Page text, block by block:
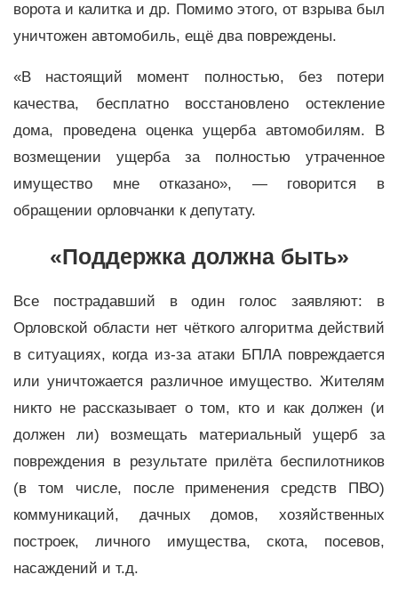
ворота и калитка и др. Помимо этого, от взрыва был
уничтожен автомобиль, ещё два повреждены.
«В настоящий момент полностью, без потери
качества, бесплатно восстановлено остекление
дома, проведена оценка ущерба автомобилям. В
возмещении ущерба за полностью утраченное
имущество мне отказано», — говорится в
обращении орловчанки к депутату.
«Поддержка должна быть»
Все пострадавший в один голос заявляют: в
Орловской области нет чёткого алгоритма действий
в ситуациях, когда из-за атаки БПЛА повреждается
или уничтожается различное имущество. Жителям
никто не рассказывает о том, кто и как должен (и
должен ли) возмещать материальный ущерб за
повреждения в результате прилёта беспилотников
(в том числе, после применения средств ПВО)
коммуникаций, дачных домов, хозяйственных
построек, личного имущества, скота, посевов,
насаждений и т.д.